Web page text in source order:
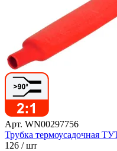
Арт. WN00297756
Трубка термоусадочная
126 / шт